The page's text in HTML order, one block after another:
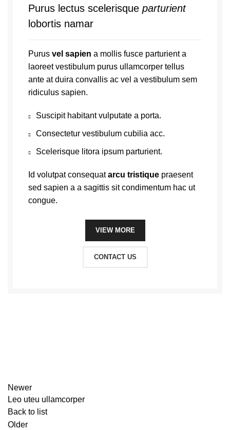
Purus lectus scelerisque parturient
lobortis namar
Purus vel sapien a mollis fusce parturient a
laoreet vestibulum purus ullamcorper tellus
ante at duira convallis ac vel a vestibulum sem
ridiculus sapien.
Suscipit habitant vulputate a porta.
Consectetur vestibulum cubilia acc.
Scelerisque litora ipsum parturient.
Id volutpat consequatarcu tristique praesent
sed sapien a a sagittis sit condimentum hac ut
congue.
VIEW MORE
CONTACT US
Newer
Leo uteu ullamcorper
Back to list
Older